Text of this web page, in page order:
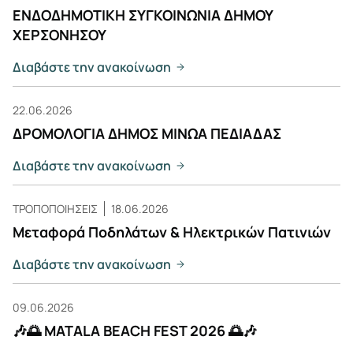
ΕΝΔΟΔΗΜΟΤΙΚΗ ΣΥΓΚΟΙΝΩΝΙΑ ΔΗΜΟΥ
ΧΕΡΣΟΝΗΣΟΥ
Διαβάστε την ανακοίνωση
22.06.2026
ΔΡΟΜΟΛΟΓΙΑ ΔΗΜΟΣ ΜΙΝΩΑ ΠΕΔΙΑΔΑΣ
Διαβάστε την ανακοίνωση
ΤΡΟΠΟΠΟΙΗΣΕΙΣ 18.06.2026
Μεταφορά Ποδηλάτων & Ηλεκτρικών Πατινιών
Διαβάστε την ανακοίνωση
09.06.2026
🎶🌅 MATALA BEACH FEST 2026 🌅🎶